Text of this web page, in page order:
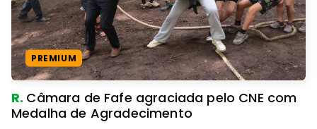
PREMIUM
R. Câmara de Fafe agraciada pelo CNE com
Medalha de Agradecimento